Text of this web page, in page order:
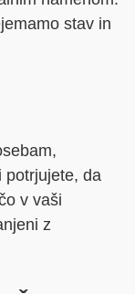
stav in
potrjujete, da
v vaši
z